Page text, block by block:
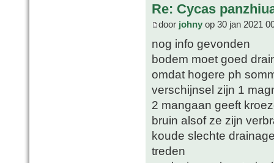
Re: Cycas
door johny op 30 jan 2021
nog info gevonden
bodem moet goed
omdat hogere ph
verschijnsel zijn 1
2 mangaan geeft
bruin alsof ze zijn
koude slechte
treden